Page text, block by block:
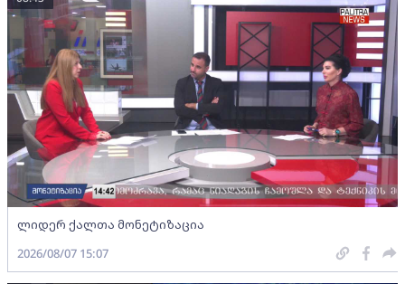
ლიდერ ქალთა მონეტიზაცია
2026/08/07 15:07